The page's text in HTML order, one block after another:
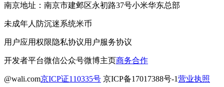
南京地址：南京市建邺区永初路37号小米华东总部
未成年人防沉迷系统米币
用户应用权限隐私协议用户服务协议
开发者平台微信公众号微博主页商务合作
@wali.com京ICP证110335号 京ICP备17017388号-1营业执照